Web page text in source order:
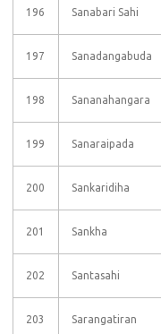
196 Sanabari Sahi
197 Sanadangabuda
198 Sananahangara
199 Sanaraipada
200 Sankaridiha
201 Sankha
202 Santasahi
203 Sarangatiran